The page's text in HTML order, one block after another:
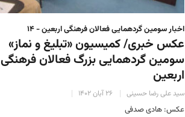
اخبار سومین گردهمایی فعالان فرهنگی اربعین - ۱۴
عکس خبری/ کمیسیون «تبلیغ و نماز»
سومین گردهمایی بزرگ فعالان فرهنگی
اربعین
سید علی رضا حسینی ۲۶ آبان ۱۴۰۲
عکس: هادی صدفی